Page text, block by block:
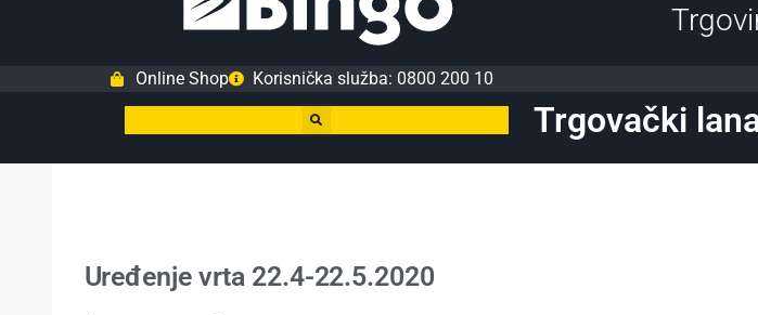
Online Shop Korisnička služba: 0800 200 10
Trgovački
Uređenje vrta 22.4-22.5.2020